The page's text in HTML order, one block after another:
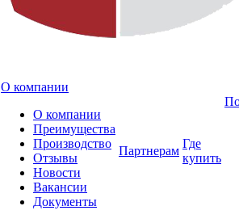
О компании
О компании
Преимущества
Производство
Отзывы
Новости
Вакансии
Документы
Партнерам
Где
купить